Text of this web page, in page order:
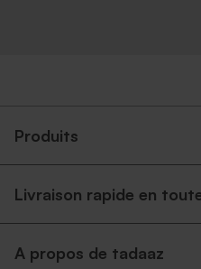
Enveloppe rectangulaire
Produits
Livraison rapide en
A propos de tadaaz